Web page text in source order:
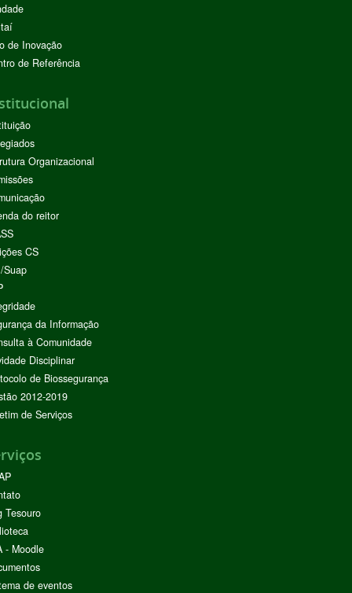
de Inovação
de Referência
Organizacional
do reitor
CS
Suap
da Informação
à Comunidade
Disciplinar
de Biossegurança
2012-2019
de Serviços
Tesouro
- Moodle
de eventos